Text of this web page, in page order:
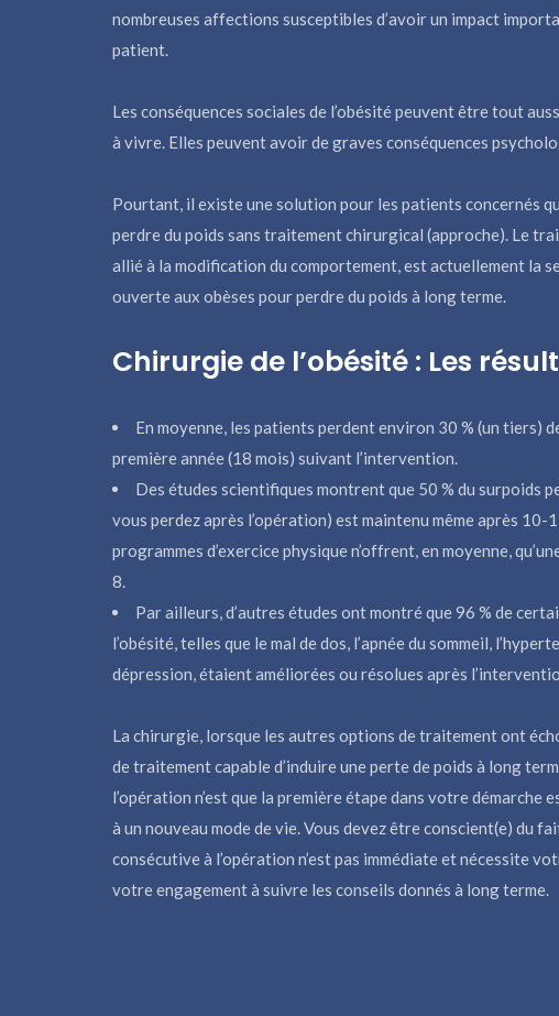
nombreuses affections susceptibles d’avoir un impact
patient.
Les conséquences sociales de l’obésité peuvent être tout
à vivre. Elles peuvent avoir de graves conséquences
Pourtant, il existe une solution pour les patients concernés
perdre du poids sans traitement chirurgical (approche). Le
allié à la modification du comportement, est actuellement la
ouverte aux obèses pour perdre du poids à long terme.
Chirurgie de l’obésité : Les
En moyenne, les patients perdent environ 30 % (un tiers)
première année (18 mois) suivant l’intervention.
Des études scientifiques montrent que 50 % du surpoids
vous perdez après l’opération) est maintenu même après 10-
programmes d’exercice physique n’offrent, en moyenne,
8.
Par ailleurs, d’autres études ont montré que 96 % de
l’obésité, telles que le mal de dos, l’apnée du sommeil,
dépression, étaient améliorées ou résolues après
La chirurgie, lorsque les autres options de traitement ont
de traitement capable d’induire une perte de poids à long
l’opération n’est que la première étape dans votre démarche
à un nouveau mode de vie. Vous devez être conscient(e) du
consécutive à l’opération n’est pas immédiate et nécessite
votre engagement à suivre les conseils donnés à long terme.